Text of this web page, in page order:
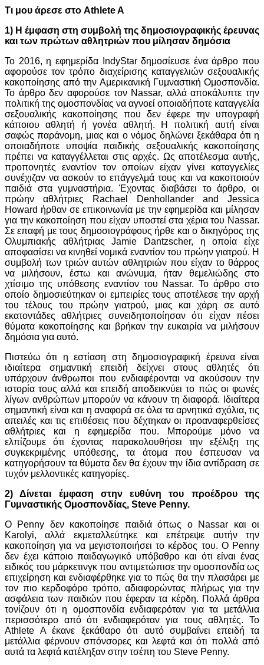
Τι μου άρεσε στο Athlete A
1) Η έμφαση στη συμβολή της δημοσιογραφικής έρευνας
και των πρώτων αθλητριών που μίλησαν δημόσια
Το 2016, η εφημερίδα IndyStar δημοσίευσε ένα άρθρο που
αφορούσε τον τρόπο διαχείρισης καταγγελιών σεξουαλικής
κακοποίησης από την Αμερικανική Γυμναστική Ομοσπονδία.
Το άρθρο δεν αφορούσε τον Nassar, αλλά αποκάλυπτε την
πολιτική της ομοσπονδίας να αγνοεί οποιαδήποτε καταγγελία
σεξουαλικής κακοποίησης που δεν έφερε την υπογραφή
κάποιου αθλητή ή γονέα αθλητή. Η πολιτική αυτή είναι
σαφώς παράνομη, μιας και ο νόμος δηλώνει ξεκάθαρα ότι η
οποιαδήποτε υποψία παιδικής σεξουαλικής κακοποίησης
πρέπει να καταγγέλλεται στις αρχές. Ως αποτέλεσμα αυτής,
προπονητές εναντίον τον οποίων είχαν γίνει καταγγελίες
συνέχιζαν να ασκούν το επάγγελμά τους και να κακοποιούν
παιδιά στα γυμναστήρια. Έχοντας διαβάσει το άρθρο, οι
πρώην αθλήτριες Rachael Denhollander and Jessica
Howard ήρθαν σε επικοινωνία με την εφημερίδα και μίλησαν
για την κακοποίηση που είχαν υποστεί στα χέρια του Nassar.
Σε επαφή με τους δημοσιογράφους ήρθε και ο δικηγόρος της
Ολυμπιακής αθλήτριας Jamie Dantzscher, η οποία είχε
αποφασίσει να κινηθεί νομικά εναντίον του πρώην γιατρού. Η
συμβολή των τριών αυτών αθλητριών που είχαν το θάρρος
να μιλήσουν, έστω και ανώνυμα, ήταν θεμελιώδης στο
χτίσιμο της υπόθεσης εναντίον του Nassar. Το άρθρο στο
οποίο δημοσιεύτηκαν οι εμπειρίες τους αποτέλεσε την αρχή
του τέλους του πρώην γιατρού, μιας και χάρη σε αυτό
εκατοντάδες αθλήτριες συνειδητοποίησαν ότι είχαν πέσει
θύματα κακοποίησης και βρήκαν την ευκαιρία να μιλήσουν
δημόσια για αυτό.
Πιστεύω ότι η εστίαση στη δημοσιογραφική έρευνα είναι
ιδιαίτερα σημαντική επειδή δείχνει στους αθλητές ότι
υπάρχουν άνθρωποι που ενδιαφέρονται να ακούσουν την
ιστορία τους αλλά και επειδή αποδεικνύει το πώς οι φωνές
λίγων ανθρώπων μπορούν να κάνουν τη διαφορά. Ιδιαίτερα
σημαντική είναι και η αναφορά σε όλα τα αρνητικά σχόλια, τις
απειλές και τις επιθέσεις που δέχτηκαν οι προαναφερθείσες
αθλήτριες και η εφημερίδα που. Μπορούμε μόνο να
ελπίζουμε ότι έχοντας παρακολουθήσει την εξέλιξη της
συγκεκριμένης υπόθεσης, τα άτομα που έσπευσαν να
κατηγορήσουν τα θύματα δεν θα έχουν την ίδια αντίδραση σε
τυχόν μελλοντικές κατηγορίες.
2) Δίνεται έμφαση στην ευθύνη του προέδρου της
Γυμναστικής Ομοσπονδίας, Steve Penny.
Ο Penny δεν κακοποίησε παιδιά όπως ο Nassar και οι
Karolyi, αλλά εκμεταλλεύτηκε και επέτρεψε αυτήν την
κακοποίηση για να μεγιστοποιήσει το κέρδος του. Ο Penny
δεν έχει κάποιο παιδαγωγικό υπόβαθρο και ότι είναι ένας
ειδικός του μάρκετινγκ που αντιμετώπισε την ομοσπονδία ως
επιχείρηση και ενδιαφέρθηκε για το πώς θα την πλασάρει με
τον πιο κερδοφόρο τρόπο, αδιαφορώντας πλήρως για την
ασφάλεια των παιδιών που έφεραν τα κέρδη. Πολλά άρθρα
τονίζουν ότι η ομοσπονδία ενδιαφερόταν για τα μετάλλια
περισσότερο από ότι ενδιαφερόταν για τους αθλητές. Το
Athlete A έκανε ξεκάθαρο ότι αυτό συμβαίνει επειδή τα
μετάλλια φέρνουν σπόνσορες και λεφτά και ότι πολλά από
αυτά τα λεφτά κατέληξαν στην τσέπη του Steve Penny.